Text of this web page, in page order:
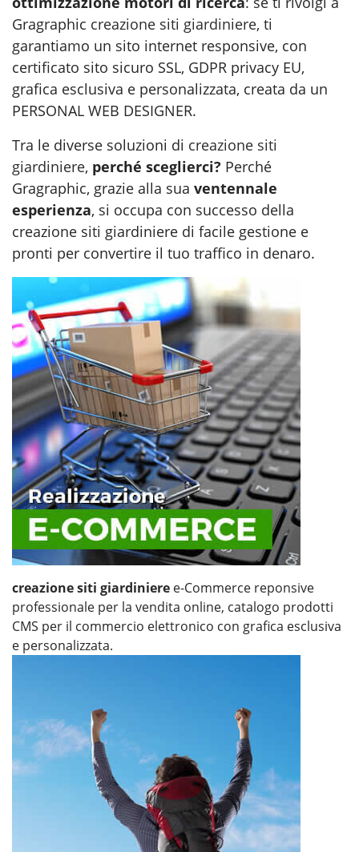
Gragraphic creazione siti giardiniere, ti
garantiamo un sito internet responsive, con
certificato sito sicuro SSL, GDPR privacy EU,
grafica esclusiva e personalizzata, creata da un
PERSONAL WEB DESIGNER.
Tra le diverse soluzioni di creazione siti
giardiniere, perché sceglierci? Perché
Gragraphic, grazie alla sua ventennale
esperienza, si occupa con successo della
creazione siti giardiniere di facile gestione e
pronti per convertire il tuo traffico in denaro.
creazione siti giardiniere e-Commerce reponsive
professionale per la vendita online, catalogo prodotti
CMS per il commercio elettronico con grafica esclusiva
e personalizzata.